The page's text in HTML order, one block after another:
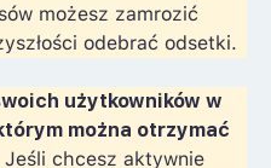
możesz zamrozić
odebrać odsetki.
użytkowników w
można otrzymać
Jeśli chcesz aktywnie